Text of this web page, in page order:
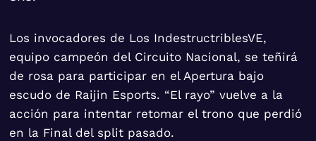
Los invocadores de Los IndestructriblesVE,
equipo campeón del Circuito Nacional, se teñirá
de rosa para participar en el Apertura bajo
escudo de Raijin Esports. “El rayo” vuelve a la
acción para intentar retomar el trono que perdió
en la Final del split pasado.